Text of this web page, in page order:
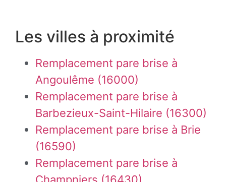
Les villes à proximité
Remplacement pare brise à
Angoulême (16000)
Remplacement pare brise à
Barbezieux-Saint-Hilaire (16300)
Remplacement pare brise à Brie
(16590)
Remplacement pare brise à